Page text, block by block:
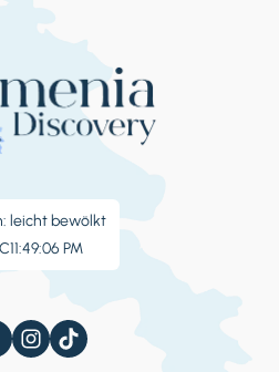
Sanahin zu den ersten,
Schutz der
wurden.
sich in Alaverdi, auf dem
Sanahin. Der Komplex ist ein
leicht bewölkt
11:49:07 PM